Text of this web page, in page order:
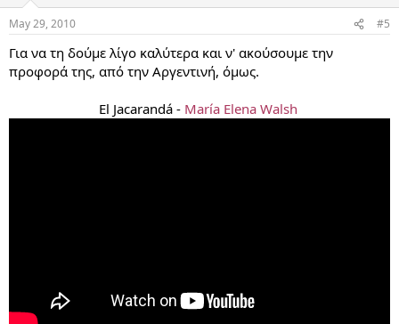
May 29, 2010 #5
Για να τη δούμε λίγο καλύτερα και ν' ακούσουμε την
προφορά της, από την Αργεντινή, όμως.​
El Jacarandá - María Elena Walsh